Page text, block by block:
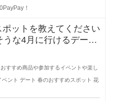
！
ットを教えてください
な4月に行けるデート
すか？
すすめ商品や参加するイベントや楽し
ベント デート 春のおすすめスポット 花